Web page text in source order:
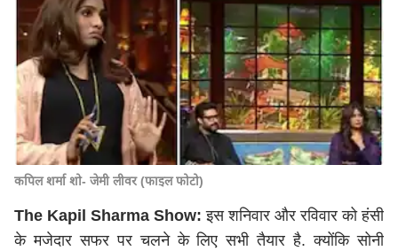
कपिल शर्मा शो- जेमी लीवर (फाइल फोटो)
The Kapil Sharma Show: इस शनिवार और रविवार को हंसी
के मजेदार सफर पर चलने के लिए सभी तैयार है. क्योंकि सोनी